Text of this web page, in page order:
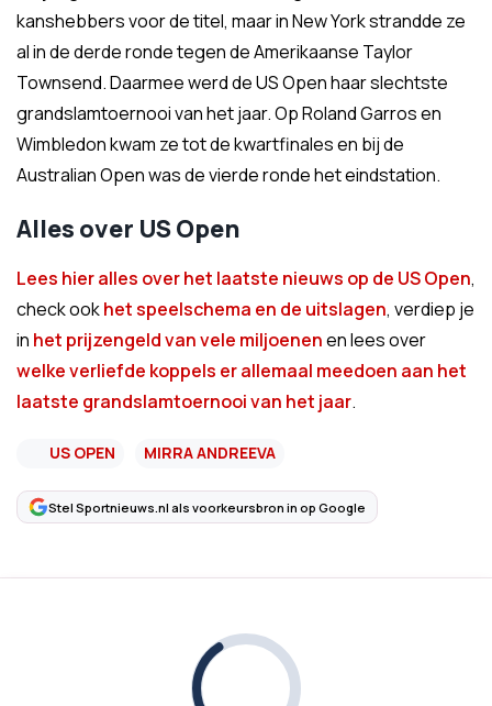
kanshebbers voor de titel, maar in New York strandde ze
al in de derde ronde tegen de Amerikaanse Taylor
Townsend. Daarmee werd de US Open haar slechtste
grandslamtoernooi van het jaar. Op Roland Garros en
Wimbledon kwam ze tot de kwartfinales en bij de
Australian Open was de vierde ronde het eindstation.
Alles over US Open
Lees hier alles over het laatste nieuws op de US Open,
check ookhet speelschema en de uitslagen, verdiep je
in het prijzengeld van vele miljoenenen lees over
welke verliefde koppels er allemaal meedoen aan het
laatste grandslamtoernooi van het jaar.
US OPEN MIRRA ANDREEVA
Stel Sportnieuws.nl als voorkeursbron in op Google